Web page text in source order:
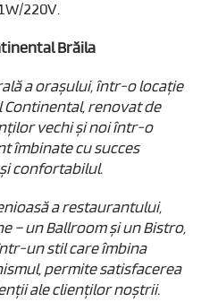
220V.
Brăila
a oraşului, într-o locaţie
renovat de
vechi şi noi într-o
îmbinate cu succes
confortabilul.
a restaurantului,
– un Ballroom şi un Bistro,
un stil care îmbina
permite satisfacerea
ale clienţilor noştrii.